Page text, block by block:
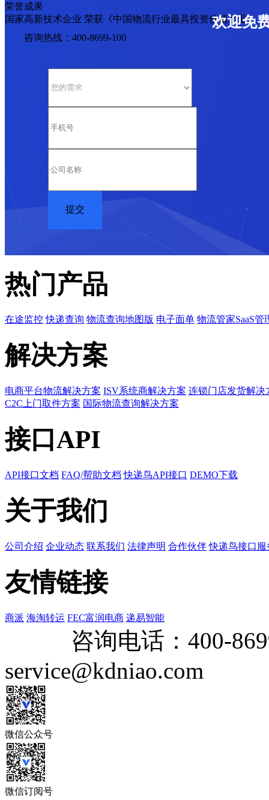
荣誉成果
国家高新技术企业 荣获《中国物流行业最具投资价值企业》
欢迎免
咨询热线：400-8699-100
热门产品
在途监控 快递查询 物流查询地图版 电子面单 物流管家SaaS管
解决方案
电商平台物流解决方案 ISV系统商解决方案 连锁门店发货解决
C2C上门取件方案 国际物流查询解决方案
接口API
API接口文档 FAQ/帮助文档 快递鸟API接口 DEMO下载
关于我们
公司介绍 企业动态 联系我们 法律声明 合作伙伴 快递鸟接口服
友情链接
商派 海淘转运 FEC富润电商 递易智能
咨询电话： 400-
service@kdniao.com
微信公众号
微信订阅号